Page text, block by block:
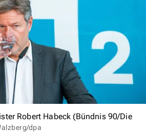
Robert Habeck (Bündnis 90/Die
dpa